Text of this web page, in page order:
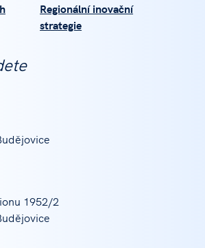
Regionální inovační
strategie
1952/2